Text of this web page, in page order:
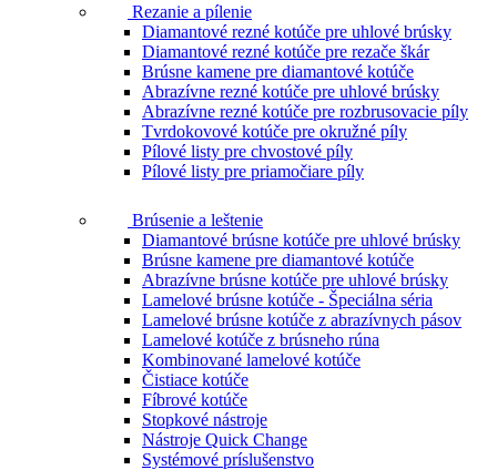
Rezanie a pílenie
Diamantové rezné kotúče pre uhlové brúsky
Diamantové rezné kotúče pre rezače škár
Brúsne kamene pre diamantové kotúče
Abrazívne rezné kotúče pre uhlové brúsky
Abrazívne rezné kotúče pre rozbrusovacie píly
Tvrdokovové kotúče pre okružné píly
Pílové listy pre chvostové píly
Pílové listy pre priamočiare píly
Brúsenie a leštenie
Diamantové brúsne kotúče pre uhlové brúsky
Brúsne kamene pre diamantové kotúče
Abrazívne brúsne kotúče pre uhlové brúsky
Lamelové brúsne kotúče - Špeciálna séria
Lamelové brúsne kotúče z abrazívnych pásov
Lamelové kotúče z brúsneho rúna
Kombinované lamelové kotúče
Čistiace kotúče
Fíbrové kotúče
Stopkové nástroje
Nástroje Quick Change
Systémové príslušenstvo